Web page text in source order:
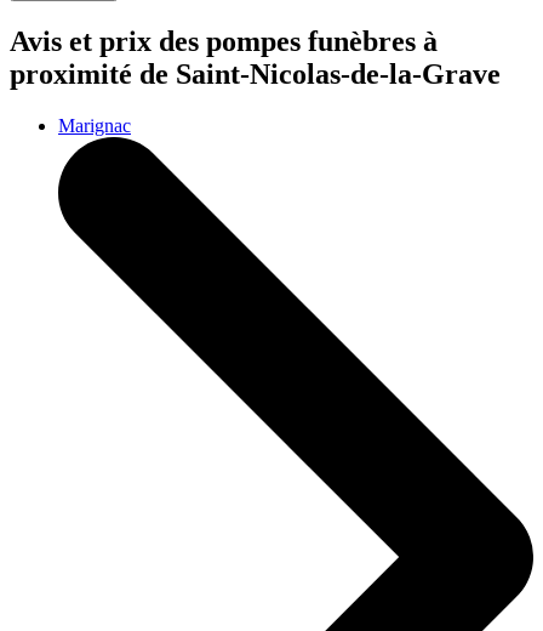
Avis et prix des pompes funèbres à
proximité de Saint-Nicolas-de-la-Grave
Marignac